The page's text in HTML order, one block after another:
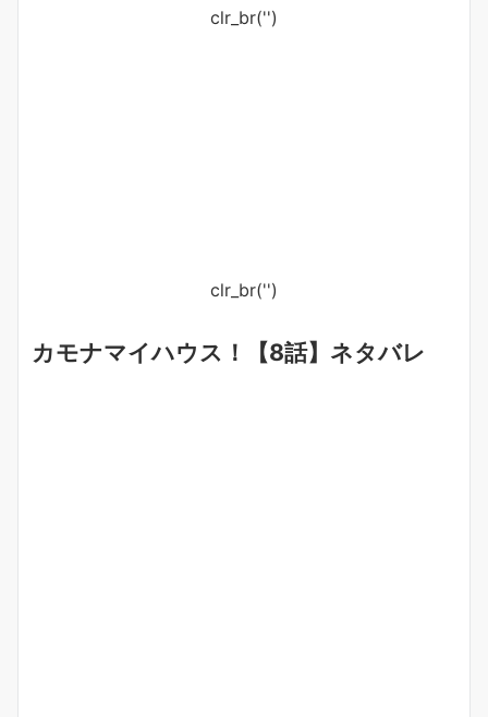
clr_br('')
clr_br('')
カモナマイハウス！【8話】ネタバレ